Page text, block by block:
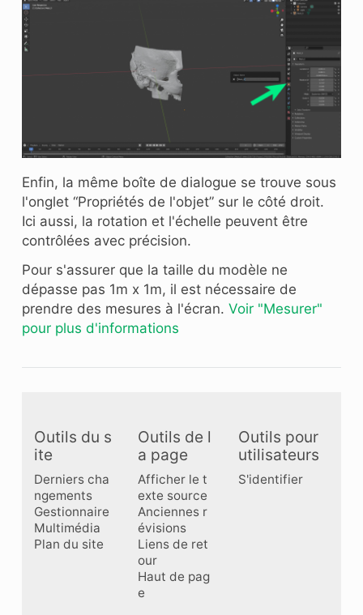
Enfin, la même boîte de dialogue se trouve sous
l'onglet “Propriétés de l'objet” sur le côté droit.
Ici aussi, la rotation et l'échelle peuvent être
contrôlées avec précision.
Pour s'assurer que la taille du modèle ne
dépasse pas 1m x 1m, il est nécessaire de
prendre des mesures à l'écran.Voir "Mesurer"
pour plus d'informations
Outils du s
ite
Derniers cha
ngements
Gestionnaire
Multimédia
Plan du site
Outils de l
a page
Afficher le t
exte source
Anciennes r
évisions
Liens de ret
our
Haut de pag
e
Outils pour
utilisateurs
S'identifier